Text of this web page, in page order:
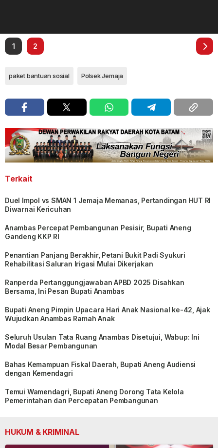
1 2
paket bantuan sosial Polsek Jemaja
Terkait
Duel Impol vs SMAN 1 Jemaja Memanas, Pertandingan HUT RI
Diwarnai Kericuhan
Anambas Percepat Pembangunan Pesisir, Bupati Aneng
Gandeng KKP RI
Penantian Panjang Berakhir, Petani Bukit Padi Syukuri
Rehabilitasi Saluran Irigasi Mulai Dikerjakan
Ranperda Pertanggungjawaban APBD 2025 Disahkan
Bersama, Ini Pesan Bupati Anambas
Bupati Aneng Pimpin Upacara Hari Anak Nasional ke-42, Ajak
Wujudkan Anambas Ramah Anak
Seluruh Usulan Tata Ruang Anambas Disetujui, Wabup: Ini
Modal Besar Pembangunan
Bahas Kemampuan Fiskal Daerah, Bupati Aneng Audiensi
dengan Kemendagri
Temui Wamendagri, Bupati Aneng Dorong Tata Kelola
Pemerintahan dan Percepatan Pembangunan
HUKUM & KRIMINAL